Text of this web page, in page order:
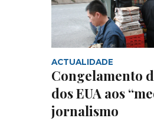
ACTUALIDADE
Congelamento
dos EUA aos
jornalismo